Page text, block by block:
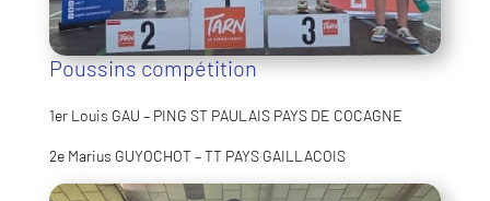
Poussins compétition
1er Louis GAU – PING ST PAULAIS PAYS DE COCAGNE
2e Marius GUYOCHOT – TT PAYS GAILLACOIS